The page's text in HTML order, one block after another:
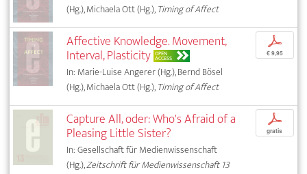
(Hg.), Michaela Ott (Hg.),Timing of Affect
Affective Knowledge. Movement,
Interval, Plasticity OPEN
ACCESS
In: Marie-Luise Angerer (Hg.), Bernd Bösel
(Hg.), Michaela Ott (Hg.),Timing of Affect
p
€ 9,95
Capture All, oder: Who's Afraid of a
Pleasing Little Sister?
In: Gesellschaft für Medienwissenschaft
(Hg.),Zeitschrift für Medienwissenschaft 13
p
gratis